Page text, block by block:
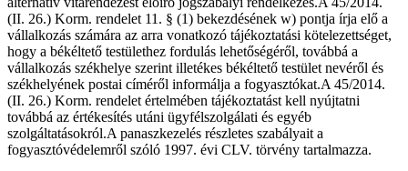
(II. 26.) Korm. rendelet 11. § (1) bekezdésének w) pontja írja elő a
vállalkozás számára az arra vonatkozó tájékoztatási kötelezettséget,
hogy a békéltető testülethez fordulás lehetőségéről, továbbá a
vállalkozás székhelye szerint illetékes békéltető testület nevéről és
székhelyének postai címéről informálja a fogyasztókat.A 45/2014.
(II. 26.) Korm. rendelet értelmében tájékoztatást kell nyújtatni
továbbá az értékesítés utáni ügyfélszolgálati és egyéb
szolgáltatásokról.A panaszkezelés részletes szabályait a
fogyasztóvédelemről szóló 1997. évi CLV. törvény tartalmazza.